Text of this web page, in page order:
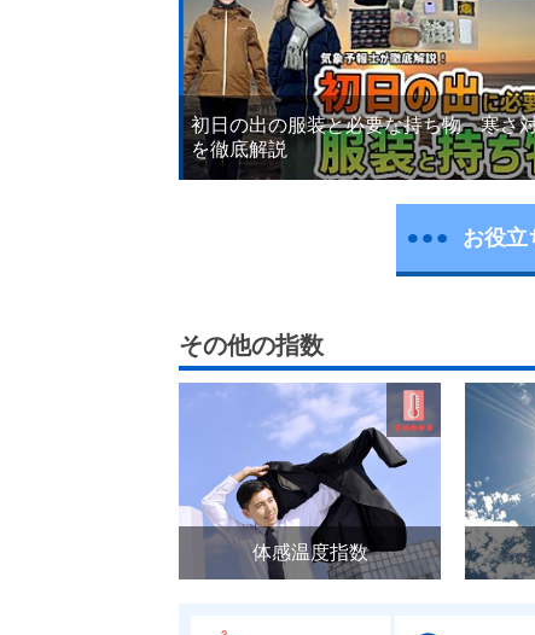
初日の出の服装と必要な持ち物 寒さ
を徹底解説
お役立
その他の指数
体感温度指数